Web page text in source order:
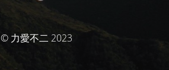
© 力愛不二 2023